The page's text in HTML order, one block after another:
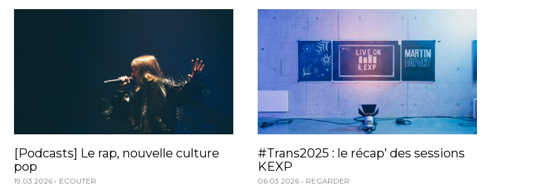
[Podcasts] Le rap, nouvelle culture
pop
19.03.2026 ECOUTER
#Trans2025 : le récap’ des sessions
KEXP
06.03.2026 REGARDER